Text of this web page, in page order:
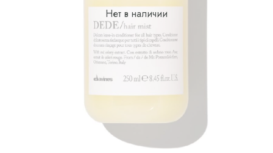
Нет в наличии